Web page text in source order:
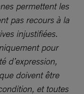
permettent les
pas recours à la
injustifiées.
pour
d’expression,
doivent être
et toutes